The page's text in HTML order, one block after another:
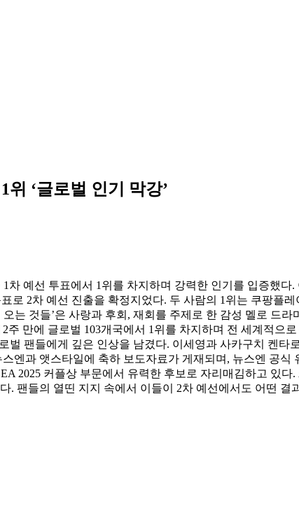
위 ‘글로벌 인기 막강’
예선 투표에서 1위를 차지하며 강력한 인기를 입증했다.
로 2차 예선 진출을 확정지었다. 두 사람의 1위는 쿠팡플
는 것들’은 사랑과 후회, 재회를 주제로 한 감성 멜로 드
만에 글로벌 103개국에서 1위를 차지하며 전 세계적으
벌 팬들에게 깊은 인상을 남겼다. 이세영과 사카구치 켄
엔과 앳스타일에 축하 보도자료가 게재되며, 뉴스엔 공식
2025 커플상 부문에서 유력한 후보로 자리매김하고 있다
팬들의 열띤 지지 속에서 이들이 2차 예선에서도 어떤